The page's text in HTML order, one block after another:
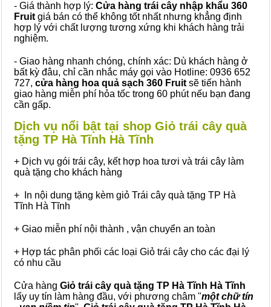
- Giá thành hợp lý: Cửa hàng trái cây nhập khẩu 360
Fruit giá bán có thể không tốt nhất nhưng khẳng định
hợp lý với chất lượng tương xứng khi khách hàng trải
nghiệm.
- Giao hàng nhanh chóng, chính xác: Dù khách hàng ở
bất kỳ đâu, chỉ cần nhắc máy gọi vào Hotline: 0936 652
727, cửa hàng hoa quả sạch 360 Fruit sẽ tiến hành
giao hàng miễn phí hỏa tốc trong 60 phút nếu bạn đang
cần gấp.
Dịch vụ nổi bật tại shop Giỏ trái cây quà
tặng TP Hà Tĩnh Hà Tĩnh
+ Dịch vụ gói trái cây, kết hợp hoa tươi và trái cây làm
quà tặng cho khách hàng
+ In nội dung tặng kèm giỏ Trái cây quà tặng TP Hà
Tĩnh Hà Tĩnh
+ Giao miễn phí nội thành , vận chuyển an toàn
+ Hợp tác phân phối các loại Giỏ trái cây cho các đại lý
có nhu cầu
Cửa hàng Giỏ trái cây quà tặng TP Hà Tĩnh Hà Tĩnh
lấy uy tín làm hàng đầu, với phương châm "một chữ tín